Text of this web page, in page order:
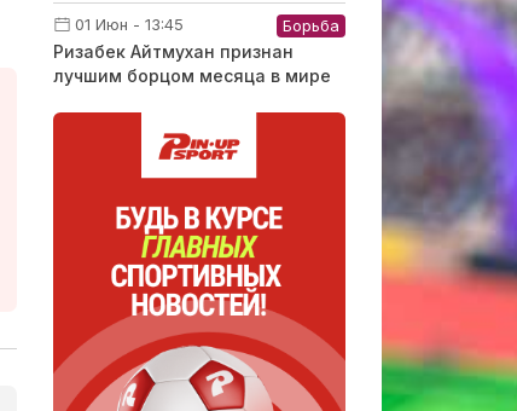
01 Июн - 13:45 Борьба
Ризабек Айтмухан признан
лучшим борцом месяца в мире